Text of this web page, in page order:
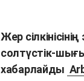
Жер
солтүстік-
хабарлайды